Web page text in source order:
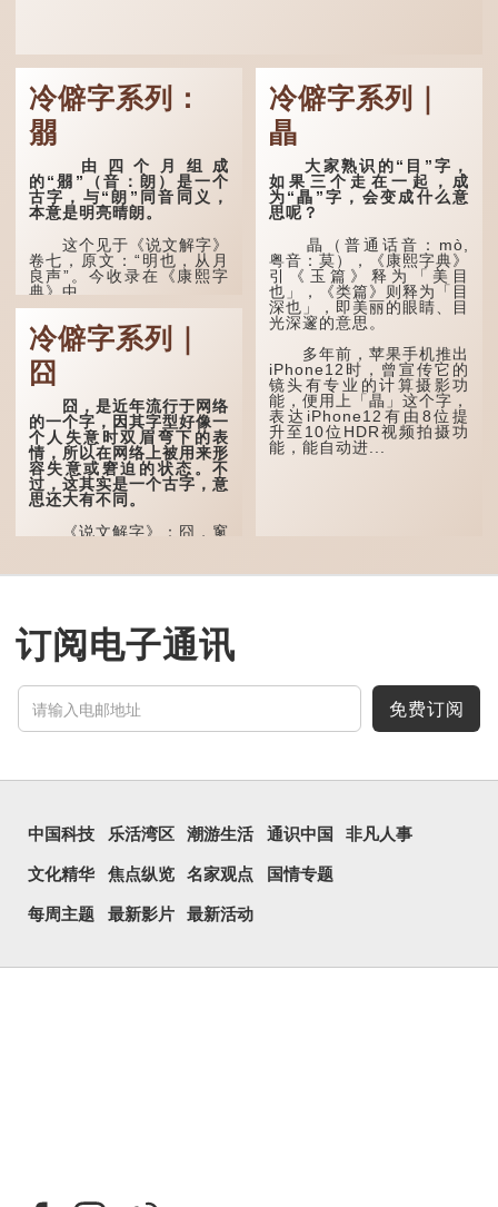
冷僻字系列：
朤
由四个月组成
的“朤”（音：朗）是一个
古字，与“朗”同音同义，
本意是明亮晴朗。
这个见于《说文解字》
卷七，原文：“明也，从月
良声”。今收录在《康熙字
典》中。
这个字，用法颇多。
“朤朤干坤，舍我其
谁。”干坤是《周易》中的
两个卦名，这里指天地、宇
宙等，形容政治清明，天下
太平！
“天空朤朤，任鸟儿高
飞。”也是指天清气明，鸟
儿可高飞。
“朤朤脆脆”就是形容办
事爽快干脆。我...
冷僻字系列｜
囧
囧，是近年流行于网络
的一个字，因其字型好像一
个人失意时双眉弯下的表
情，所以在网络上被用来形
容失意或窘迫的状态。不
过，这其实是一个古字，意
思还大有不同。
《说文解字》：囧，窻
「囱」一样都是「窗」的象
示在囧地种黍。
这个古字十分少用，直
行表情符号，这个字也被网
民当做表情符号来用。
囧字的「八」像一对委
冷僻字系列｜
瞐
大家熟识的“目”字，
如果三个走在一起，成
为“瞐”字，会变成什么意
思呢？
瞐（普通话音：mò,
粤音：莫），《康熙字典》
引《玉篇》释为「美目
也」，《类篇》则释为「目
深也」，即美丽的眼睛、目
光深邃的意思。
多年前，苹果手机推出
iPhone12时，曾宣传它的
镜头有专业的计算摄影功
能，便用上「瞐」这个字，
表达iPhone12有由8位提
升至10位HDR视频拍摄功
能，能自动进...
订阅电子通讯
免费订阅
中国科技 乐活湾区 潮游生活 通识中国 非凡人事
文化精华 焦点纵览 名家观点 国情专题
每周主题 最新影片 最新活动